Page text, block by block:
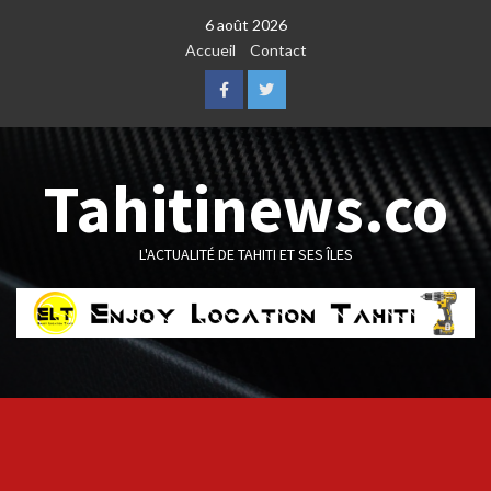
6 août 2026
Accueil
Contact
FacebookTwitter
Tahitinews.co
L'ACTUALITÉ DE TAHITI ET SES ÎLES